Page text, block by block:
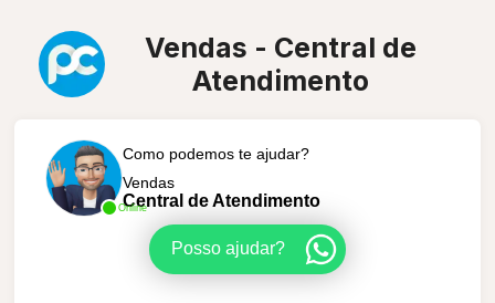
Vendas - Central de
Atendimento
Online
Como podemos te ajudar?
Vendas
Central de Atendimento
Posso ajudar?